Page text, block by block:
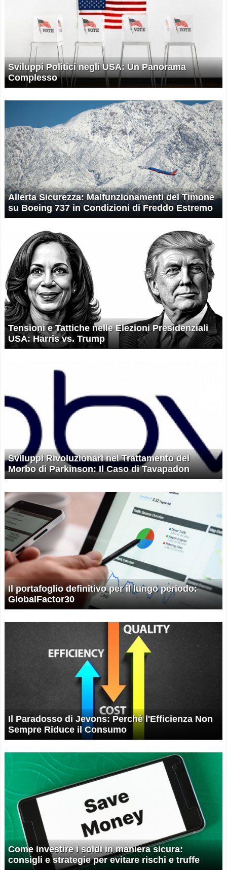
Sviluppi Politici negli USA: Un Panorama
Complesso
Allerta Sicurezza: Malfunzionamenti del Timone
su Boeing 737 in Condizioni di Freddo Estremo
Tensioni e Tattiche nelle Elezioni Presidenziali
USA: Harris vs. Trump
Sviluppi Rivoluzionari nel Trattamento del
Morbo di Parkinson: Il Caso di Tavapadon
Il portafoglio definitivo per il lungo periodo:
GlobalFactor30
Il Paradosso di Jevons: Perché l'Efficienza Non
Sempre Riduce il Consumo
Come investire i soldi in maniera sicura:
consigli e strategie per evitare rischi e truffe